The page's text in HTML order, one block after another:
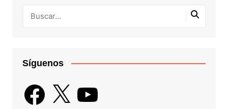
Síguenos
Facebook
X YouTube